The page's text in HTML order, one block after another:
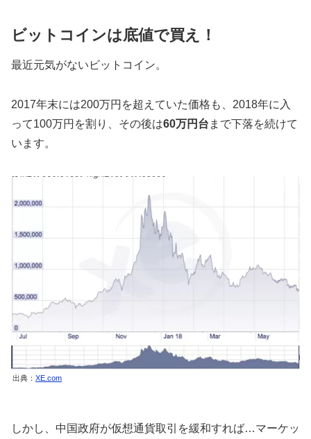
ビットコインは底値で買え！
最近元気がないビットコイン。
2017年末には200万円を超えていた価格も、2018年に入
って100万円を割り、その後は60万円台 まで下落を続けて
います。
出典： XE.com
しかし、中国政府が仮想通貨取引を緩和すれば…マーケッ